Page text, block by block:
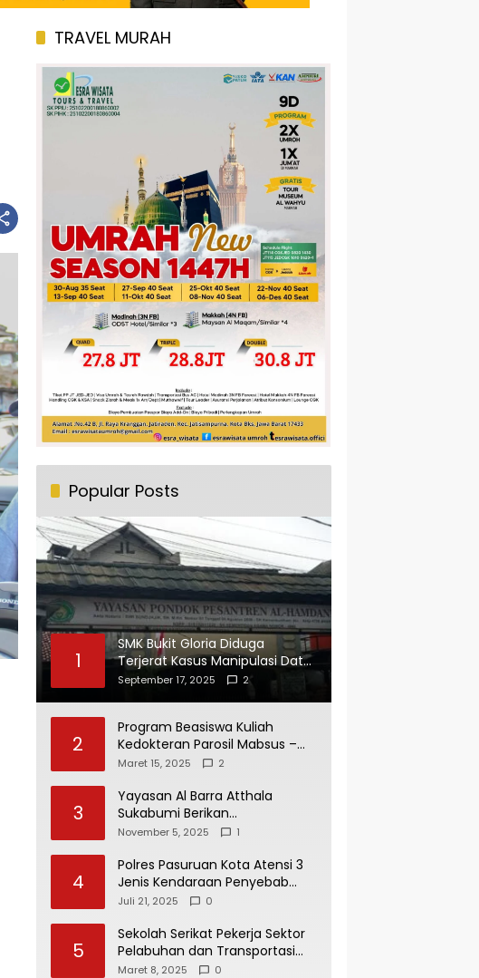
TRAVEL MURAH
Popular Posts
1
SMK Bukit Gloria Diduga
Terjerat Kasus Manipulasi Data
dan Pelaporan Palsu Untuk
September 17, 2025 2
2
Program Beasiswa Kuliah
Kedokteran Parosil Mabsus –
Mad Hasnurin Kini Menuai Hasil.
Maret 15, 2025 2
3
Yayasan Al Barra Atthala
Sukabumi Berikan
Penghargaan Kepada Rudi
dan Kemasyarakatan
November 5, 2025 1
4
Polres Pasuruan Kota Atensi 3
Jenis Kendaraan Penyebab
Kecelakaan di Operasi Patuh
Juli 21, 2025 0
5
Sekolah Serikat Pekerja Sektor
Pelabuhan dan Transportasi
Indonesia Agenda Buka Puasa
Maret 8, 2025 0